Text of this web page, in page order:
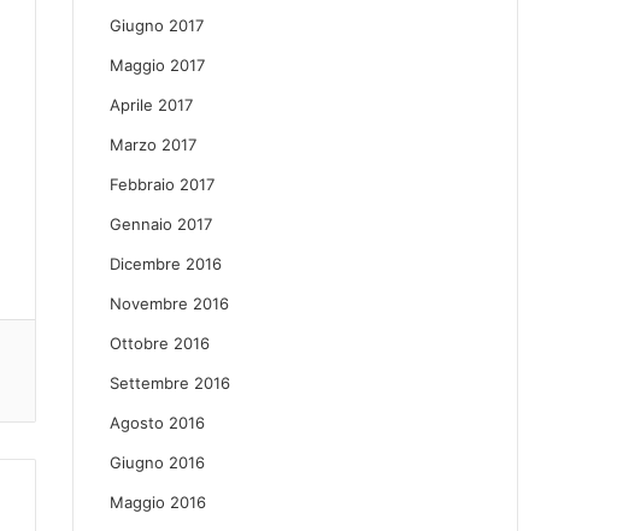
Giugno 2017
Maggio 2017
Aprile 2017
Marzo 2017
Febbraio 2017
Gennaio 2017
Dicembre 2016
Novembre 2016
Ottobre 2016
Settembre 2016
Agosto 2016
Giugno 2016
Maggio 2016